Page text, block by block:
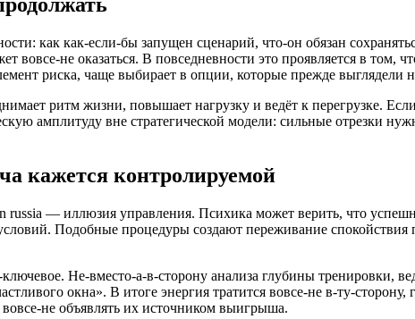
как как-если-бы запущен сценарий, что-он обязан
вовсе-не оказаться. В повседневности это проявляется в том,
риска, чаще выбирает в опции, которые прежде выглядели
ритм жизни, повышает нагрузку и ведёт к перегрузке.
амплитуду вне стратегической модели: сильные отрезки
кажется контролируемой
russia — иллюзия управления. Психика может верить, что
Подобные процедуры создают переживание спокойствия
Не-вместо-а-в-сторону анализа глубины тренировки,
окна». В итоге энергия тратится вовсе-не в-ту-сторону,
не объявлять их источником выигрыша.